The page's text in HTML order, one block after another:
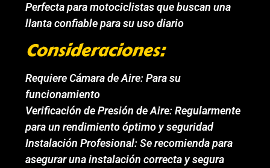
Perfecta para motociclistas que buscan una
llanta confiable para su uso diario
Consideraciones:
Requiere Cámara de Aire: Para su
funcionamiento
Verificación de Presión de Aire: Regularmente
para un rendimiento óptimo y seguridad
Instalación Profesional: Se recomienda para
asegurar una instalación correcta y segura